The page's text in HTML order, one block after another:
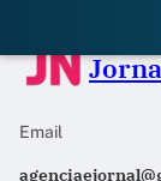
Email